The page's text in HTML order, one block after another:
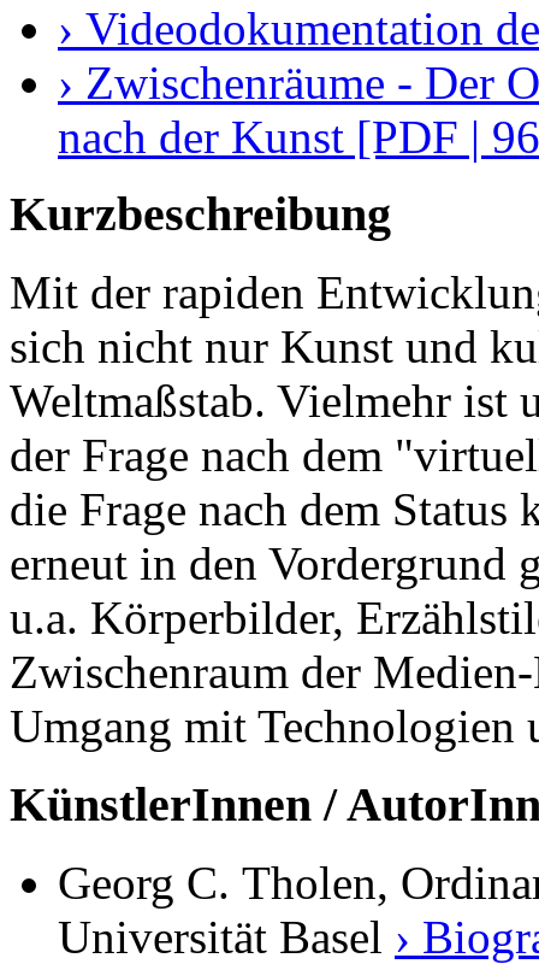
› Videodokumentation
› Zwischenräume - Der
nach der Kunst [PDF |
Kurzbeschreibung
Mit der rapiden
sich nicht nur Kunst und
Weltmaßstab. Vielmehr ist
der Frage nach dem
die Frage nach dem
erneut in den Vordergrund
u.a. Körperbilder,
Zwischenraum der
Umgang mit Technologien
KünstlerInnen /
Georg C. Tholen,
Universität Basel ›